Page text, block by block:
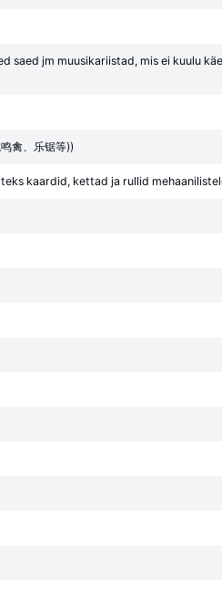
saed jm muusikariistad, mis ei kuulu
禽、乐锯等))
kaardid, kettad ja rullid